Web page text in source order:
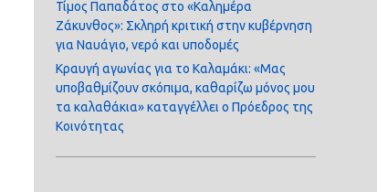
Τίμος Παπαδάτος στο «Καλημέρα
Ζάκυνθος»: Σκληρή κριτική στην κυβέρνηση
για Ναυάγιο, νερό και υποδομές
Κραυγή αγωνίας για το Καλαμάκι: «Μας
υποβαθμίζουν σκόπιμα, καθαρίζω μόνος μου
τα καλαθάκια» καταγγέλλει ο Πρόεδρος της
Κοινότητας